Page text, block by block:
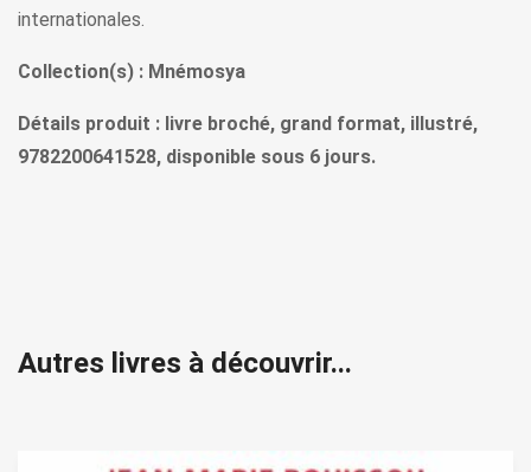
internationales.
Collection(s) : Mnémosya
Détails produit : livre broché, grand format, illustré,
9782200641528, disponible sous 6 jours.
Autres livres à découvrir...